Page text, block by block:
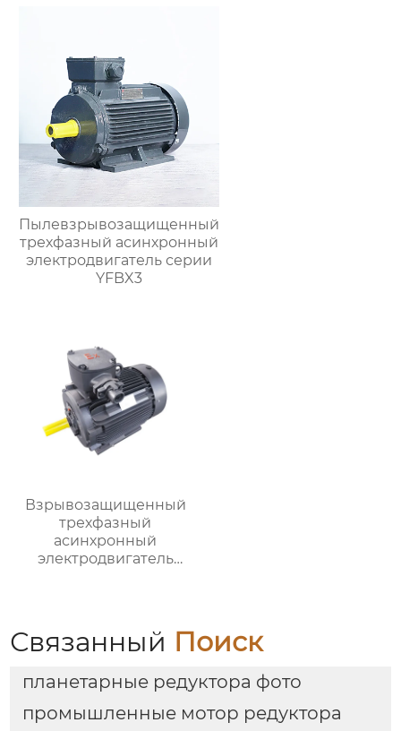
Пылевзрывозащищенный
трехфазный асинхронный
электродвигатель серии
YFBX3
Взрывозащищенный
трехфазный
асинхронный
электродвигатель
Связанный Поиск
планетарные редуктора фото
промышленные мотор редуктора